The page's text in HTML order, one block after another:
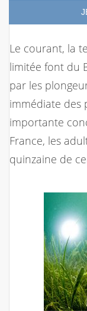
Le courant, la
limitée font du
par les
immédiate des
importante
France, les
quinzaine de